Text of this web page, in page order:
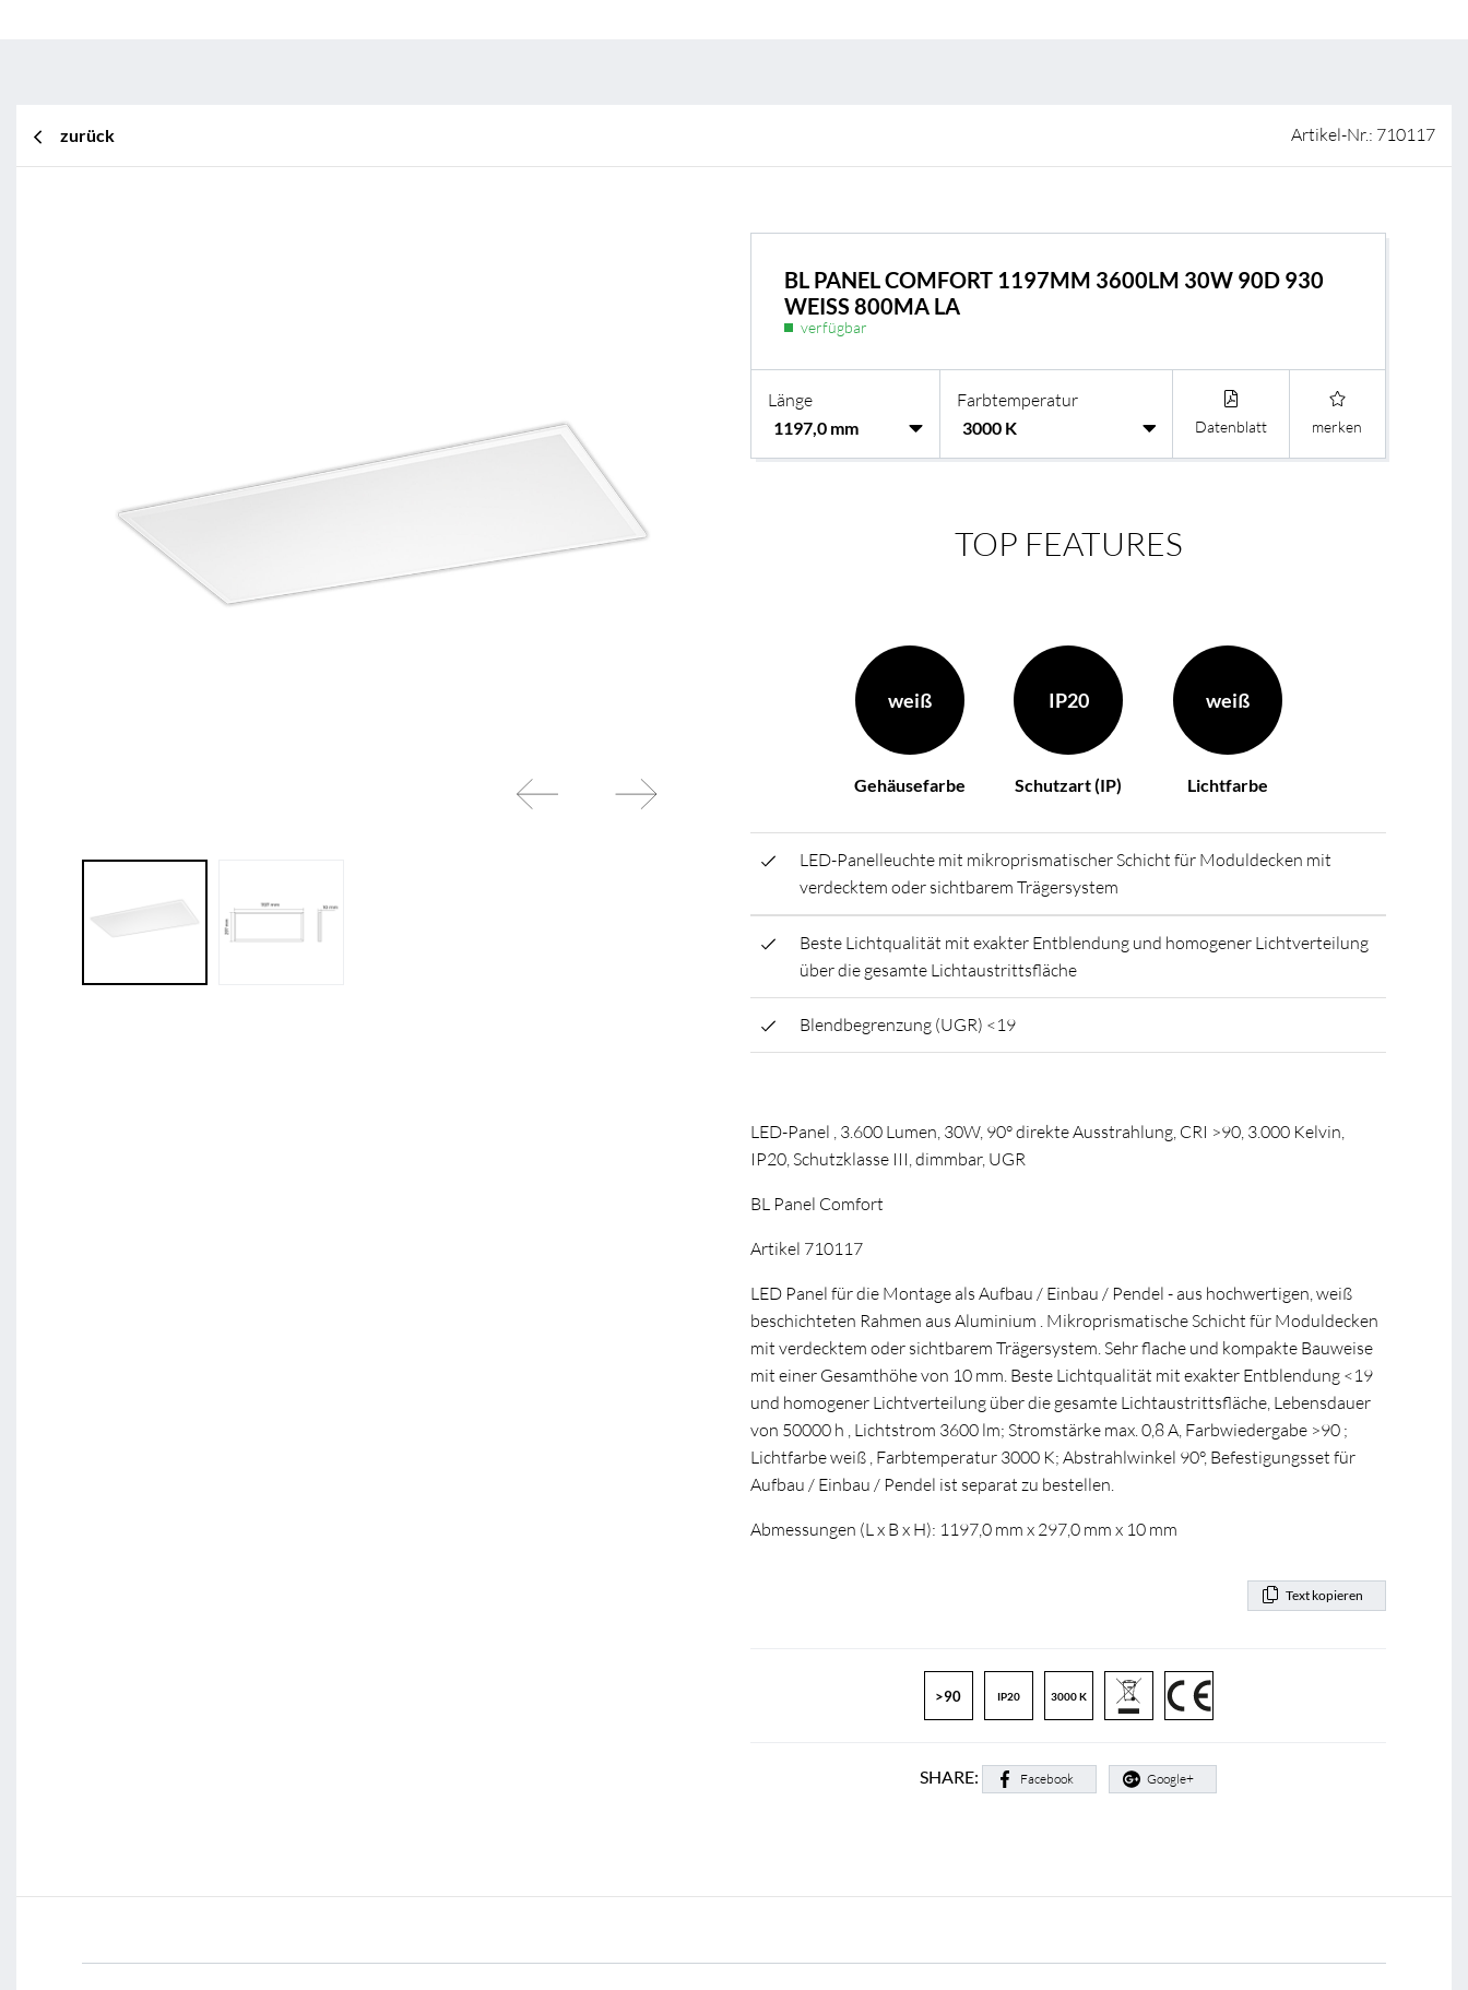
BL Shine XConfig - Sie stellen Ihr Produkt nach Ihren Wünschen zusammen
zurück Artikel-Nr.: 710117
BL PANEL COMFORT 1197MM 3600LM 30W 90D 930
WEISS 800MA LA
verfügbar
Länge Farbtemperatur
Datenblatt merken
TOP FEATURES
weiß
Gehäusefarbe
IP20
Schutzart (IP)
weiß
Lichtfarbe
LED-Panelleuchte mit mikroprismatischer Schicht für Moduldecken mit
verdecktem oder sichtbarem Trägersystem
Beste Lichtqualität mit exakter Entblendung und homogener Lichtverteilung
über die gesamte Lichtaustrittsfläche
Blendbegrenzung (UGR) <19
LED-Panel , 3.600 Lumen, 30W, 90° direkte Ausstrahlung, CRI >90, 3.000 Kelvin,
IP20, Schutzklasse III, dimmbar, UGR
BL Panel Comfort
Artikel 710117
LED Panel für die Montage als Aufbau / Einbau / Pendel - aus hochwertigen, weiß
beschichteten Rahmen aus Aluminium . Mikroprismatische Schicht für Moduldecken
mit verdecktem oder sichtbarem Trägersystem. Sehr flache und kompakte Bauweise
mit einer Gesamthöhe von 10 mm. Beste Lichtqualität mit exakter Entblendung <19
und homogener Lichtverteilung über die gesamte Lichtaustrittsfläche, Lebensdauer
von 50000 h , Lichtstrom 3600 lm; Stromstärke max. 0,8 A, Farbwiedergabe >90 ;
Lichtfarbe weiß , Farbtemperatur 3000 K; Abstrahlwinkel 90°, Befestigungsset für
Aufbau / Einbau / Pendel ist separat zu bestellen.
Abmessungen (L x B x H): 1197,0 mm x 297,0 mm x 10 mm
Text kopieren
>90 IP20 3000 K
SHARE: Facebook Google+